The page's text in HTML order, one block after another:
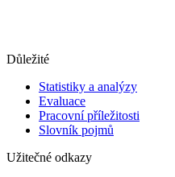
Důležité
Statistiky a analýzy
Evaluace
Pracovní příležitosti
Slovník pojmů
Užitečné odkazy